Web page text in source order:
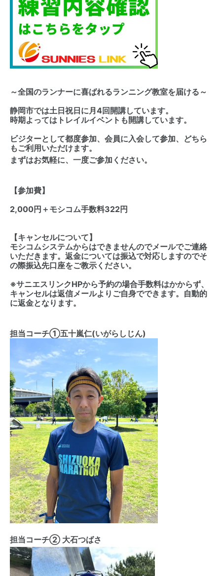
～全国のランナーに喜ばれるランニング教室を届ける～
静岡市では土日祝日に月4回開講しています。
時期よってはトレイルイベントも開講しています。
ビジターとして都度参加、会員に入会して参加、どちら
もご利用いただけます。
まずはお気軽に、一度ご参加ください。
【参加費】
2,000円＋モシコム手数料322円
【キャンセルについて】
モシコムシステムからはできませんのでメールでご連絡
いただきます。返金については振込で対応しますのでそ
の際振込先口座をご教示ください。
※サニエスリンクHPから予約の場合手数料はかからず、
キャンセルは返信メールよりご自身でできます。自動的
に返金となります。
担当コーチ①五十嵐仁(いがらしじん)
担当コーチ② 大石つばさ